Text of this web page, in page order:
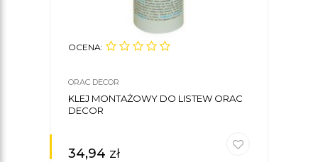
OCENA:
ORAC DECOR
KLEJ MONTAŻOWY DO LISTEW ORAC
DECOR
34,94 zł